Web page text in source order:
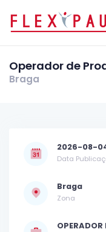
Operador de
Braga
2026-08-
Data
Braga
Zona
OPERADOR